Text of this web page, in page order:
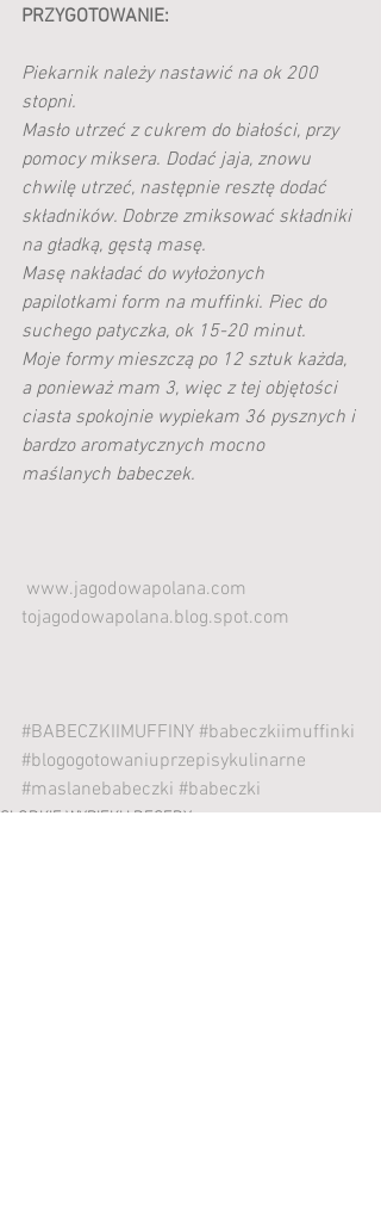
PRZYGOTOWANIE:
Piekarnik należy nastawić na ok 200
stopni.
Masło utrzeć z cukrem do białości, przy
pomocy miksera. Dodać jaja, znowu
chwilę utrzeć, następnie resztę dodać
składników. Dobrze zmiksować składniki
na gładką, gęstą masę.
Masę nakładać do wyłożonych
papilotkami form na muffinki. Piec do
suchego patyczka, ok 15-20 minut.
Moje formy mieszczą po 12 sztuk każda,
a ponieważ mam 3, więc z tej objętości
ciasta spokojnie wypiekam 36 pysznych i
bardzo aromatycznych mocno
maślanych babeczek.
www.jagodowapolana.com
tojagodowapolana.blog.spot.com
#BABECZKIIMUFFINY #babeczkiimuffinki
#blogogotowaniuprzepisykulinarne
#maslanebabeczki #babeczki
SŁODKIE WYPIEKI I DESERY